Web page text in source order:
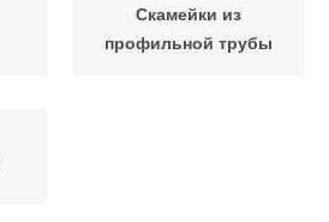
Скамейки из
профильной трубы